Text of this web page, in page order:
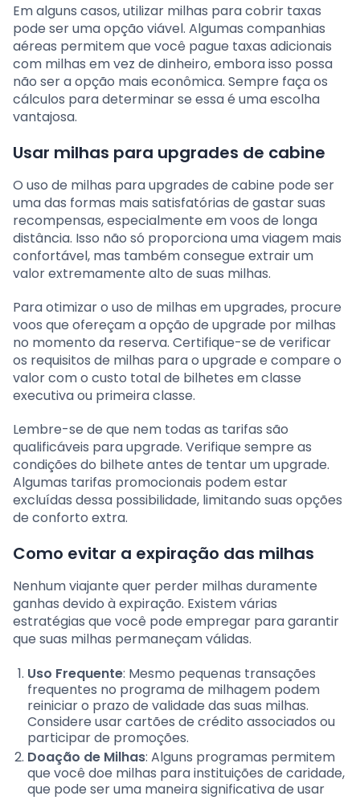
Em alguns casos, utilizar milhas para cobrir taxas
pode ser uma opção viável. Algumas companhias
aéreas permitem que você pague taxas adicionais
com milhas em vez de dinheiro, embora isso possa
não ser a opção mais econômica. Sempre faça os
cálculos para determinar se essa é uma escolha
vantajosa.
Usar milhas para upgrades de cabine
O uso de milhas para upgrades de cabine pode ser
uma das formas mais satisfatórias de gastar suas
recompensas, especialmente em voos de longa
distância. Isso não só proporciona uma viagem mais
confortável, mas também consegue extrair um
valor extremamente alto de suas milhas.
Para otimizar o uso de milhas em upgrades, procure
voos que ofereçam a opção de upgrade por milhas
no momento da reserva. Certifique-se de verificar
os requisitos de milhas para o upgrade e compare o
valor com o custo total de bilhetes em classe
executiva ou primeira classe.
Lembre-se de que nem todas as tarifas são
qualificáveis para upgrade. Verifique sempre as
condições do bilhete antes de tentar um upgrade.
Algumas tarifas promocionais podem estar
excluídas dessa possibilidade, limitando suas opções
de conforto extra.
Como evitar a expiração das milhas
Nenhum viajante quer perder milhas duramente
ganhas devido à expiração. Existem várias
estratégias que você pode empregar para garantir
que suas milhas permaneçam válidas.
Uso Frequente: Mesmo pequenas transações
frequentes no programa de milhagem podem
reiniciar o prazo de validade das suas milhas.
Considere usar cartões de crédito associados ou
participar de promoções.
Doação de Milhas: Alguns programas permitem
que você doe milhas para instituições de caridade,
que pode ser uma maneira significativa de usar